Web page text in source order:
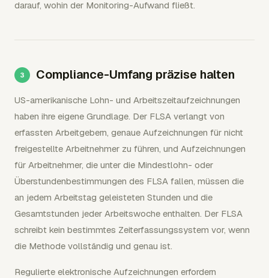
darauf, wohin der Monitoring-Aufwand fließt.
Compliance-Umfang präzise halten
US-amerikanische Lohn- und Arbeitszeitaufzeichnungen
haben ihre eigene Grundlage. Der FLSA verlangt von
erfassten Arbeitgebern, genaue Aufzeichnungen für nicht
freigestellte Arbeitnehmer zu führen, und Aufzeichnungen
für Arbeitnehmer, die unter die Mindestlohn- oder
Überstundenbestimmungen des FLSA fallen, müssen die
an jedem Arbeitstag geleisteten Stunden und die
Gesamtstunden jeder Arbeitswoche enthalten. Der FLSA
schreibt kein bestimmtes Zeiterfassungssystem vor, wenn
die Methode vollständig und genau ist.
Regulierte elektronische Aufzeichnungen erfordern